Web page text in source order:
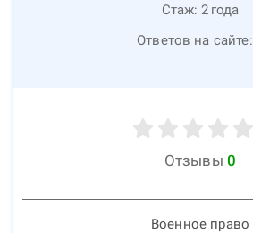
Стаж: 2 года
Ответов на сайте:
Отзывы 0
Военное право